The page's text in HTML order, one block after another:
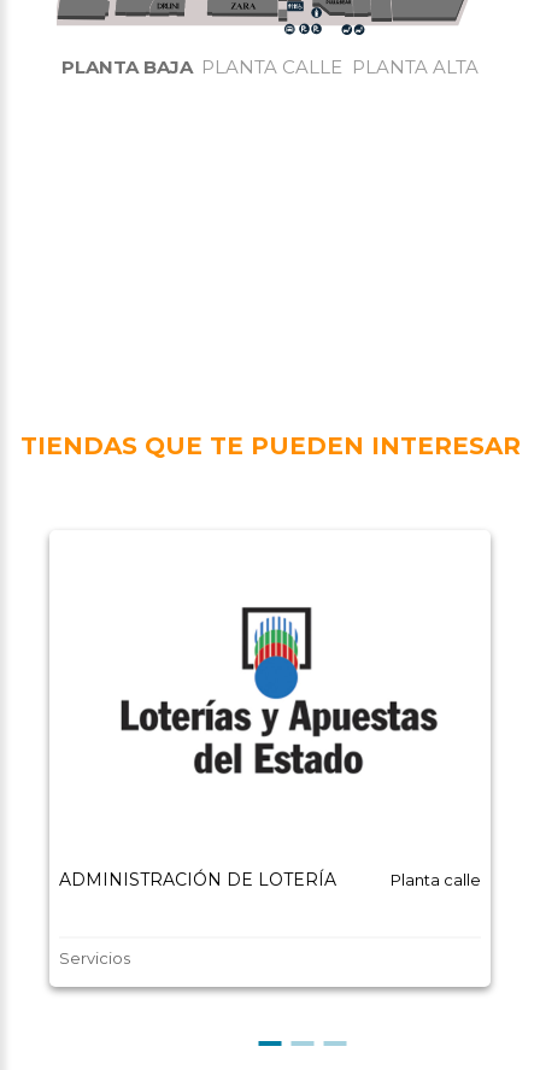
PLANTA BAJA PLANTA CALLE PLANTA ALTA
TIENDAS QUE TE PUEDEN INTERESAR
ADMINISTRACIÓN DE LOTERÍA Planta calle
Servicios